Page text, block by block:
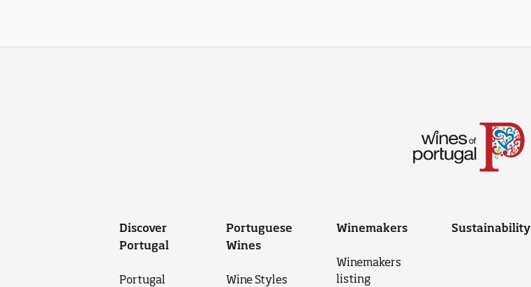
Discover
Portugal
Portugal
Portuguese
Wines
Wine Styles
Winemakers
Winemakers
listing
Sustainability